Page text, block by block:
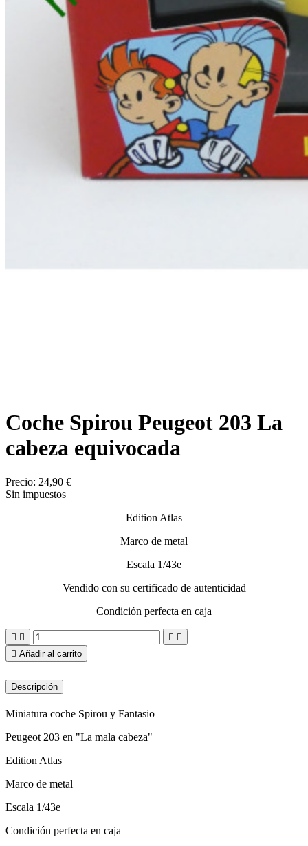
Coche Spirou Peugeot 203 La
cabeza equivocada
Precio: 24,90 €
Sin impuestos
Edition Atlas
Marco de metal
Escala 1/43e
Vendido con su certificado de autenticidad
Condición perfecta en caja
   
 Añadir al carrito
Descripción
Miniatura coche Spirou y Fantasio
Peugeot 203 en "La mala cabeza"
Edition Atlas
Marco de metal
Escala 1/43e
Condición perfecta en caja